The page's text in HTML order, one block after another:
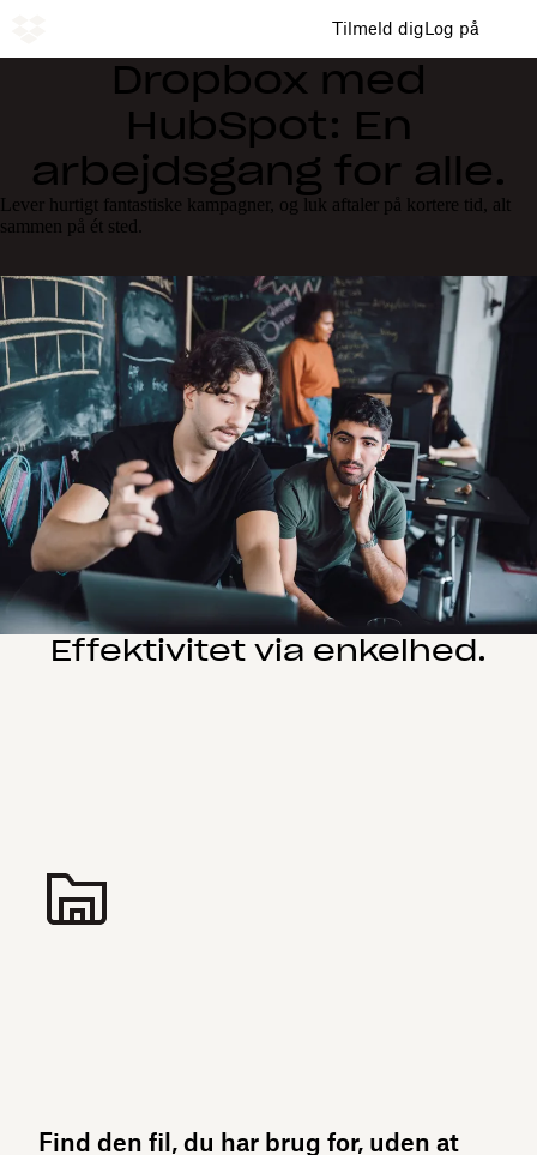
Tilmeld digLog på
Dropbox med
HubSpot: Én
arbejdsgang for alle.
Lever hurtigt fantastiske kampagner, og luk aftaler på kortere tid, alt
sammen på ét sted.
Effektivitet via enkelhed.
Find den fil, du har brug for, uden at